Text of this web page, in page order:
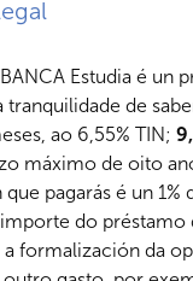
Estudia é un
tranquilidade de
ao 6,55% TIN;
máximo de oito
pagarás é un 1%
do préstamo
a formalización da